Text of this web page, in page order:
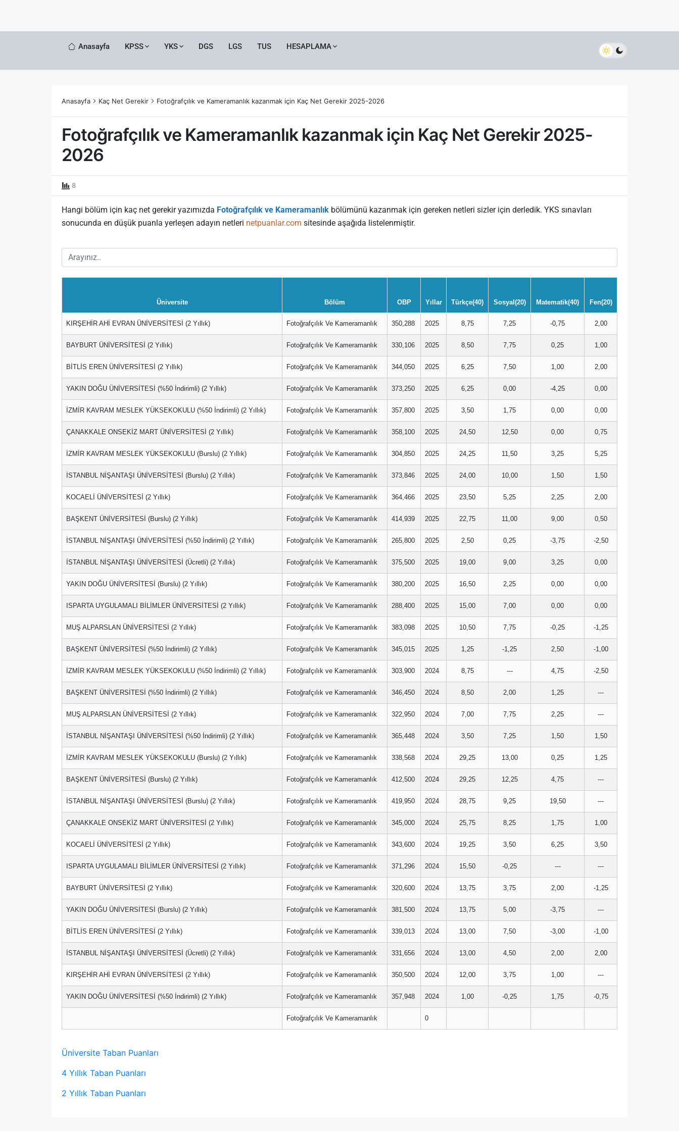
Anasayfa KPSS YKS DGS LGS TUS HESAPLAMA
Anasayfa Kaç Net Gerekir Fotoğrafçılık ve Kameramanlık kazanmak için Kaç Net Gerekir 2025-2026
Fotoğrafçılık ve Kameramanlık kazanmak için Kaç Net Gerekir 2025-
2026
8
Hangi bölüm için kaç net gerekir yazımızda Fotoğrafçılık ve Kameramanlık bölümünü kazanmak için gereken netleri sizler için derledik. YKS sınavları
sonucunda en düşük puanla yerleşen adayın netleri netpuanlar.com sitesinde aşağıda listelenmiştir.
Üniversite Bölüm OBP Yıllar Türkçe(40) Sosyal(20) Matematik(40) Fen(20)
KIRŞEHİR AHİ EVRAN ÜNİVERSİTESİ (2 Yıllık) Fotoğrafçılık Ve Kameramanlık 350,288 2025 8,75 7,25 -0,75 2,00
BAYBURT ÜNİVERSİTESİ (2 Yıllık) Fotoğrafçılık Ve Kameramanlık 330,106 2025 8,50 7,75 0,25 1,00
BİTLİS EREN ÜNİVERSİTESİ (2 Yıllık) Fotoğrafçılık Ve Kameramanlık 344,050 2025 6,25 7,50 1,00 2,00
YAKIN DOĞU ÜNİVERSİTESİ (%50 İndirimli) (2 Yıllık) Fotoğrafçılık Ve Kameramanlık 373,250 2025 6,25 0,00 -4,25 0,00
İZMİR KAVRAM MESLEK YÜKSEKOKULU (%50 İndirimli) (2 Yıllık) Fotoğrafçılık Ve Kameramanlık 357,800 2025 3,50 1,75 0,00 0,00
ÇANAKKALE ONSEKİZ MART ÜNİVERSİTESİ (2 Yıllık) Fotoğrafçılık Ve Kameramanlık 358,100 2025 24,50 12,50 0,00 0,75
İZMİR KAVRAM MESLEK YÜKSEKOKULU (Burslu) (2 Yıllık) Fotoğrafçılık Ve Kameramanlık 304,850 2025 24,25 11,50 3,25 5,25
İSTANBUL NİŞANTAŞI ÜNİVERSİTESİ (Burslu) (2 Yıllık) Fotoğrafçılık Ve Kameramanlık 373,846 2025 24,00 10,00 1,50 1,50
KOCAELİ ÜNİVERSİTESİ (2 Yıllık) Fotoğrafçılık Ve Kameramanlık 364,466 2025 23,50 5,25 2,25 2,00
BAŞKENT ÜNİVERSİTESİ (Burslu) (2 Yıllık) Fotoğrafçılık Ve Kameramanlık 414,939 2025 22,75 11,00 9,00 0,50
İSTANBUL NİŞANTAŞI ÜNİVERSİTESİ (%50 İndirimli) (2 Yıllık) Fotoğrafçılık Ve Kameramanlık 265,800 2025 2,50 0,25 -3,75 -2,50
İSTANBUL NİŞANTAŞI ÜNİVERSİTESİ (Ücretli) (2 Yıllık) Fotoğrafçılık Ve Kameramanlık 375,500 2025 19,00 9,00 3,25 0,00
YAKIN DOĞU ÜNİVERSİTESİ (Burslu) (2 Yıllık) Fotoğrafçılık Ve Kameramanlık 380,200 2025 16,50 2,25 0,00 0,00
ISPARTA UYGULAMALI BİLİMLER ÜNİVERSİTESİ (2 Yıllık) Fotoğrafçılık Ve Kameramanlık 288,400 2025 15,00 7,00 0,00 0,00
MUŞ ALPARSLAN ÜNİVERSİTESİ (2 Yıllık) Fotoğrafçılık Ve Kameramanlık 383,098 2025 10,50 7,75 -0,25 -1,25
BAŞKENT ÜNİVERSİTESİ (%50 İndirimli) (2 Yıllık) Fotoğrafçılık Ve Kameramanlık 345,015 2025 1,25 -1,25 2,50 -1,00
İZMİR KAVRAM MESLEK YÜKSEKOKULU (%50 İndirimli) (2 Yıllık) Fotoğrafçılık ve Kameramanlık 303,900 2024 8,75 --- 4,75 -2,50
BAŞKENT ÜNİVERSİTESİ (%50 İndirimli) (2 Yıllık) Fotoğrafçılık ve Kameramanlık 346,450 2024 8,50 2,00 1,25 ---
MUŞ ALPARSLAN ÜNİVERSİTESİ (2 Yıllık) Fotoğrafçılık ve Kameramanlık 322,950 2024 7,00 7,75 2,25 ---
İSTANBUL NİŞANTAŞI ÜNİVERSİTESİ (%50 İndirimli) (2 Yıllık) Fotoğrafçılık ve Kameramanlık 365,448 2024 3,50 7,25 1,50 1,50
İZMİR KAVRAM MESLEK YÜKSEKOKULU (Burslu) (2 Yıllık) Fotoğrafçılık ve Kameramanlık 338,568 2024 29,25 13,00 0,25 1,25
BAŞKENT ÜNİVERSİTESİ (Burslu) (2 Yıllık) Fotoğrafçılık ve Kameramanlık 412,500 2024 29,25 12,25 4,75 ---
İSTANBUL NİŞANTAŞI ÜNİVERSİTESİ (Burslu) (2 Yıllık) Fotoğrafçılık ve Kameramanlık 419,950 2024 28,75 9,25 19,50 ---
ÇANAKKALE ONSEKİZ MART ÜNİVERSİTESİ (2 Yıllık) Fotoğrafçılık ve Kameramanlık 345,000 2024 25,75 8,25 1,75 1,00
KOCAELİ ÜNİVERSİTESİ (2 Yıllık) Fotoğrafçılık ve Kameramanlık 343,600 2024 19,25 3,50 6,25 3,50
ISPARTA UYGULAMALI BİLİMLER ÜNİVERSİTESİ (2 Yıllık) Fotoğrafçılık ve Kameramanlık 371,296 2024 15,50 -0,25 --- ---
BAYBURT ÜNİVERSİTESİ (2 Yıllık) Fotoğrafçılık ve Kameramanlık 320,600 2024 13,75 3,75 2,00 -1,25
YAKIN DOĞU ÜNİVERSİTESİ (Burslu) (2 Yıllık) Fotoğrafçılık ve Kameramanlık 381,500 2024 13,75 5,00 -3,75 ---
BİTLİS EREN ÜNİVERSİTESİ (2 Yıllık) Fotoğrafçılık ve Kameramanlık 339,013 2024 13,00 7,50 -3,00 -1,00
İSTANBUL NİŞANTAŞI ÜNİVERSİTESİ (Ücretli) (2 Yıllık) Fotoğrafçılık ve Kameramanlık 331,656 2024 13,00 4,50 2,00 2,00
KIRŞEHİR AHİ EVRAN ÜNİVERSİTESİ (2 Yıllık) Fotoğrafçılık ve Kameramanlık 350,500 2024 12,00 3,75 1,00 ---
YAKIN DOĞU ÜNİVERSİTESİ (%50 İndirimli) (2 Yıllık) Fotoğrafçılık ve Kameramanlık 357,948 2024 1,00 -0,25 1,75 -0,75
Fotoğrafçılık Ve Kameramanlık 0
Üniversite Taban Puanları
4 Yıllık Taban Puanları
2 Yıllık Taban Puanları